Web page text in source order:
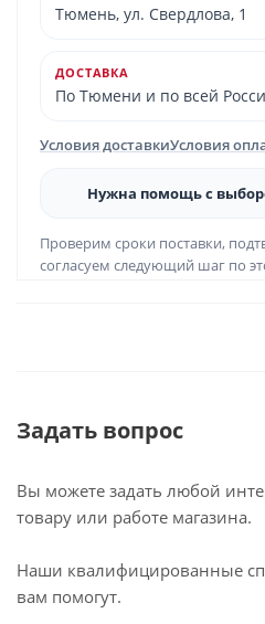
Тюмень, ул. Свердлова, 1
ДОСТАВКА
По Тюмени и по всей
Условия доставкиУсловия
Нужна помощь с
Проверим сроки поставки,
согласуем следующий шаг по
Задать вопрос
Вы можете задать любой
товару или работе магазина.
Наши квалифицированные
вам помогут.